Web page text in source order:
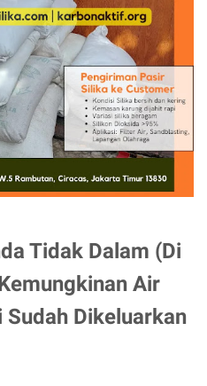
Tidak Dalam (Di
Air
Dikeluarkan